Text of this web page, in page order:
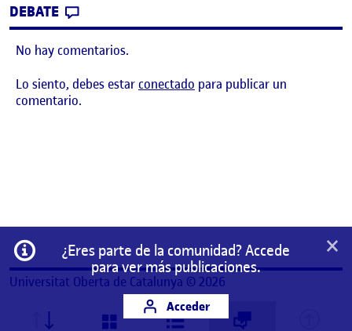
DEBATE
No hay comentarios.
Lo siento, debes estarconectado para publicar un
comentario.
Información
¿Eres parte de la comunidad? Accede
para ver más publicaciones.
Acceder
×
Universitat Oberta de Catalunya © 2026